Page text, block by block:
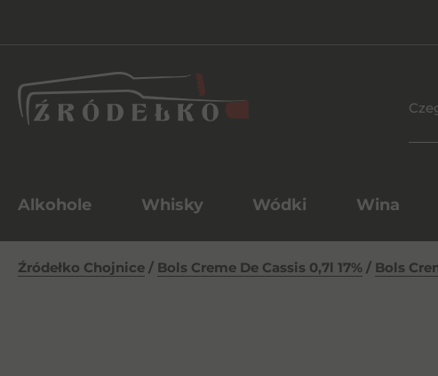
Alkohole Whisky Wódki Wina
Źródełko Chojnice / Bols Creme De Cassis 0,7l 17% / Bols